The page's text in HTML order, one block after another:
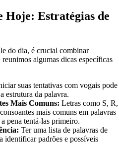
Hoje: Estratégias de
do dia, é crucial combinar
algumas dicas específicas
suas tentativas com vogais pode
estrutura da palavra.
Mais Comuns: Letras como S, R,
mais comuns em palavras
pena tentá-las primeiro.
Ter uma lista de palavras de
identificar padrões e possíveis